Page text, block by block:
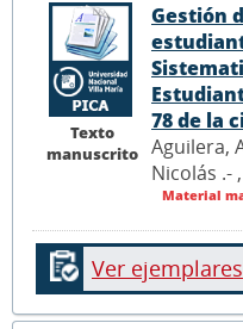
Texto
manuscrito
Gestión
78 de la
Aguilera,
Nicolás .- ,
Material
Ver ejemplares